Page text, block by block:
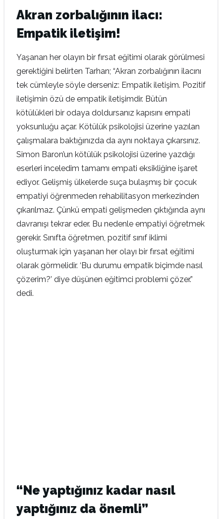
Akran zorbalığının ilacı:
Empatik iletişim!
Yaşanan her olayın bir fırsat eğitimi olarak görülmesi
gerektiğini belirten Tarhan; “Akran zorbalığının ilacını
tek cümleyle söyle derseniz: Empatik iletişim. Pozitif
iletişimin özü de empatik iletişimdir. Bütün
kötülükleri bir odaya doldursanız kapısını empati
yoksunluğu açar. Kötülük psikolojisi üzerine yazılan
çalışmalara baktığınızda da aynı noktaya çıkarsınız.
Simon Baron’un kötülük psikolojisi üzerine yazdığı
eserleri inceledim tamamı empati eksikliğine işaret
ediyor. Gelişmiş ülkelerde suça bulaşmış bir çocuk
empatiyi öğrenmeden rehabilitasyon merkezinden
çıkarılmaz. Çünkü empati gelişmeden çıktığında aynı
davranışı tekrar eder. Bu nedenle empatiyi öğretmek
gerekir. Sınıfta öğretmen, pozitif sınıf iklimi
oluşturmak için yaşanan her olayı bir fırsat eğitimi
olarak görmelidir. ‘Bu durumu empatik biçimde nasıl
çözerim?’ diye düşünen eğitimci problemi çözer.”
dedi.
“Ne yaptığınız kadar nasıl
yaptığınız da önemli”